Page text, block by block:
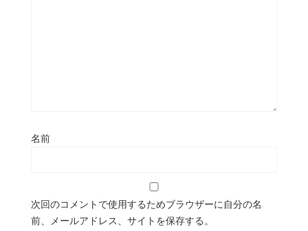
名前
次回のコメントで使用するためブラウザーに自分の名
前、メールアドレス、サイトを保存する。